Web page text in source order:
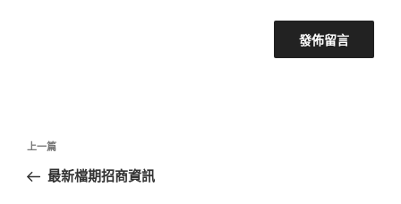
文
導
上
一
上一篇
最新檔期招商資訊